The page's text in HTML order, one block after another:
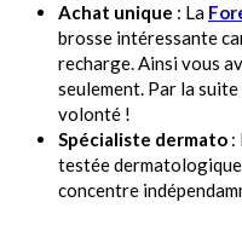
Achat unique : La
brosse intéressante
recharge. Ainsi vous
seulement. Par la
volonté !
Spécialiste dermato :
testée
concentre